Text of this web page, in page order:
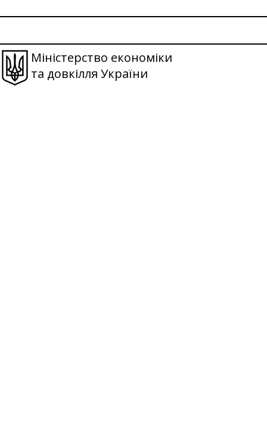
Міністерство економіки
та довкілля України